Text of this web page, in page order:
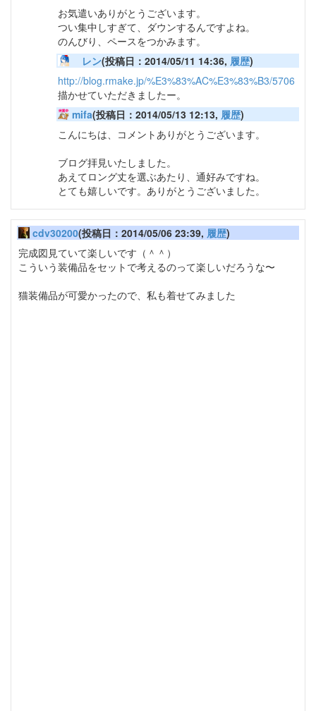
お気遣いありがとうございます。
つい集中しすぎて、ダウンするんですよね。
のんびり、ペースをつかみます。
レン(投稿日：2014/05/11 14:36, 履歴)
http://blog.rmake.jp/%E3%83%AC%E3%83%B3/5706
描かせていただきましたー。
mifa(投稿日：2014/05/13 12:13, 履歴)
こんにちは、コメントありがとうございます。
ブログ拝見いたしました。
あえてロング丈を選ぶあたり、通好みですね。
とても嬉しいです。ありがとうございました。
cdv30200(投稿日：2014/05/06 23:39, 履歴)
完成図見ていて楽しいです（＾＾）
こういう装備品をセットで考えるのって楽しいだろうな〜
猫装備品が可愛かったので、私も着せてみました